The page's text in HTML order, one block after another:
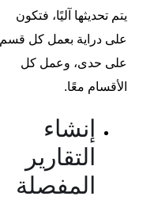
يتم تحديثها آليًا، فتكون
على دراية بعمل كل قسم
على حدى، وعمل كل
الأقسام معًا.
إنشاء
التقارير
المفصلة